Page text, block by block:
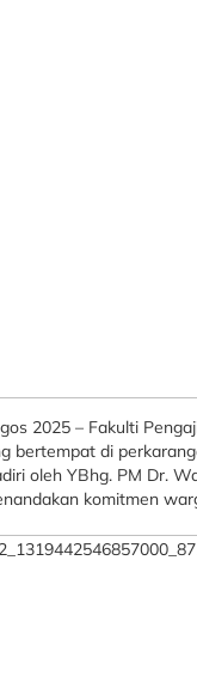
2025 – Fakulti
bertempat di
oleh YBhg. PM Dr.
komitmen